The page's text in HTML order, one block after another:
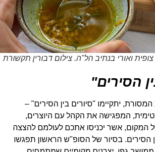
ואורי בנתיב הל"ה. צילום דבורין תקשורת
הסירים"
יתקיימו "סיורים בין הסירים" –
המפגישה את הקהל עם היוצרים,
המקום, אשר יכניסו אתכם לעולמם להצצה
בסיור של הסופ"ש הראשון תפגשו